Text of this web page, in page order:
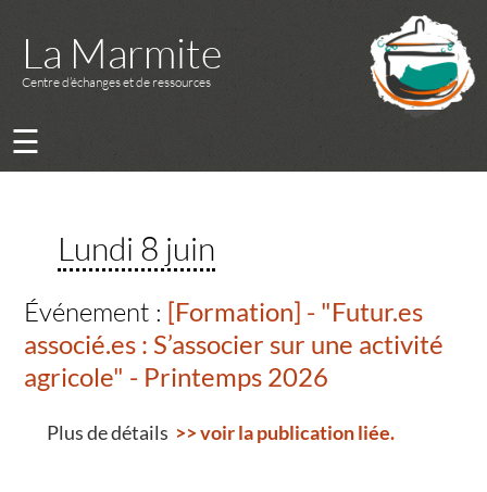
La Marmite
Centre d’échanges et de ressources
☰
Lundi 8 juin
Événement : [Formation] - "Futur.es
associé.es : S’associer sur une activité
agricole" - Printemps 2026
Plus de détails >> voir la publication liée.